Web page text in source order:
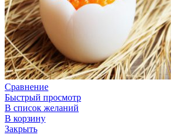
Сравнение
Быстрый просмотр
В список желаний
В корзину
Закрыть